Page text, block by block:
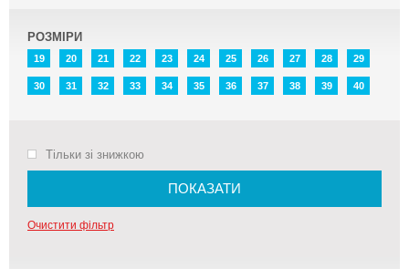
РОЗМІРИ
19 20 21 22 23 24 25 26 27 28 29
30 31 32 33 34 35 36 37 38 39 40
Тільки зі знижкою
ПОКАЗАТИ
Очистити фільтр